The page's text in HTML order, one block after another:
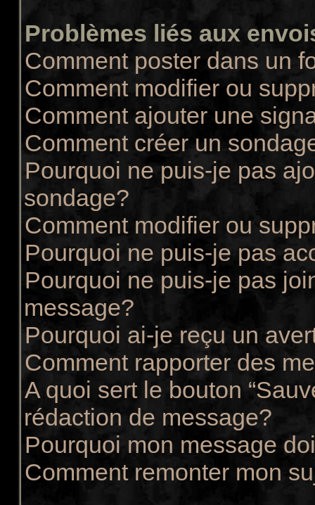
Problèmes liés aux
Comment poster dans un
Comment modifier ou
Comment ajouter une
Comment créer un
Pourquoi ne puis-je pas
sondage?
Comment modifier ou
Pourquoi ne puis-je pas
Pourquoi ne puis-je pas
message?
Pourquoi ai-je reçu un
Comment rapporter des
A quoi sert le bouton
rédaction de message?
Pourquoi mon message
Comment remonter mon